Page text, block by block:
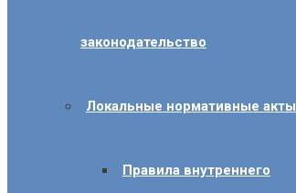
законодательство
Локальные нормативные акты
Правила внутреннего